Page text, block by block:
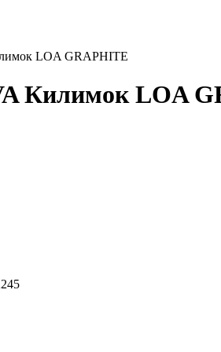
LOA GRAPHITE
Килимок LOA